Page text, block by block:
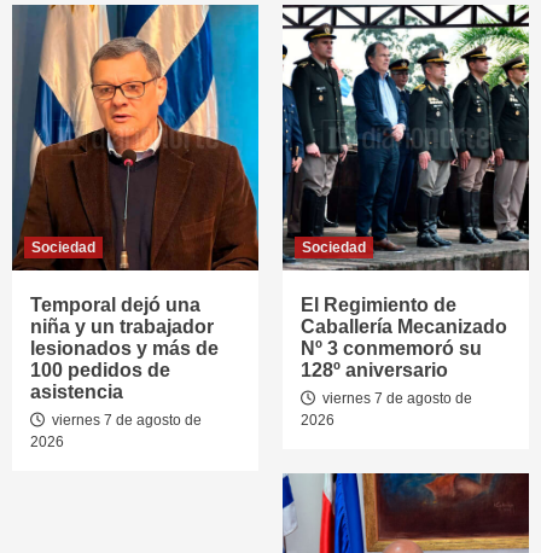
Sociedad
Temporal dejó una
niña y un trabajador
lesionados y más de
100 pedidos de
asistencia
viernes 7 de agosto de
2026
Sociedad
El Regimiento de
Caballería Mecanizado
Nº 3 conmemoró su
128º aniversario
viernes 7 de agosto de
2026